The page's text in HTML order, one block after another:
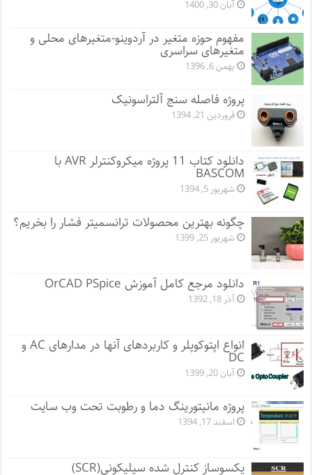
آبان 30, 1400
مفهوم حوزه متغیر در آردوینو-متغیرهای محلی و
متغیرهای سراسری
بهمن 6, 1396
پروژه فاصله سنج آلتراسونیک
فروردین 21, 1394
دانلود کتاب 11 پروژه میکروکنترلر AVR با
BASCOM
شهریور 5, 1394
چگونه بهترین محصولات ترانسمیتر فشار را بخریم؟
شهریور 25, 1399
دانلود مرجع کامل آموزش OrCAD PSpice
آذر 18, 1392
انواع اپتوکوپلر و کاربردهای آنها در مدارهای AC و
DC
آبان 20, 1399
پروژه مانيتورينگ دما و رطوبت تحت وب سایت
اسفند 17, 1394
یکسوساز کنترل شده سیلیکونی(SCR)